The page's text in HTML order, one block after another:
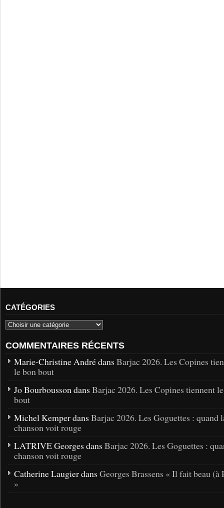
CATÉGORIES
COMMENTAIRES RÉCENTS
Marie-Christine André dans Barjac 2026. Les Copines
le bon bout
Jo Bourbousson dans Barjac 2026. Les Copines tiennent
bout
Michel Kemper dans Barjac 2026. Les Goguettes : quand
chanson voit rouge
LATRIVE Georges dans Barjac 2026. Les Goguettes :
chanson voit rouge
Catherine Laugier dans Georges Brassens « Il fait beau (à
»